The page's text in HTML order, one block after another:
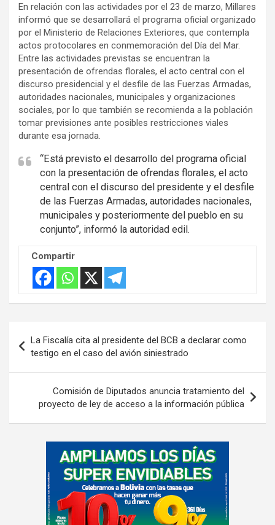
e
r
t
i
s
e
m
e
n
:
En relación con las actividades por el 23 de marzo, Millares
informó que se desarrollará el programa oficial organizado
por el Ministerio de Relaciones Exteriores, que contempla
actos protocolares en conmemoración del Día del Mar.
Entre las actividades previstas se encuentran la
presentación de ofrendas florales, el acto central con el
discurso presidencial y el desfile de las Fuerzas Armadas,
autoridades nacionales, municipales y organizaciones
sociales, por lo que también se recomienda a la población
tomar previsiones ante posibles restricciones viales
durante esa jornada.
“Está previsto el desarrollo del programa oficial
con la presentación de ofrendas florales, el acto
central con el discurso del presidente y el desfile
de las Fuerzas Armadas, autoridades nacionales,
municipales y posteriormente del pueblo en su
conjunto”, informó la autoridad edil.
Compartir
de
entradas
La Fiscalía cita al presidente del BCB a declarar como
testigo en el caso del avión siniestrado
Comisión de Diputados anuncia tratamiento del
proyecto de ley de acceso a la información pública